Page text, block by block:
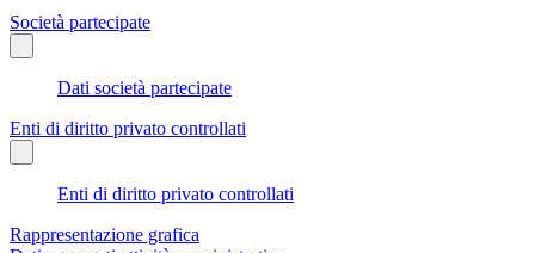
Società partecipate
Dati società partecipate
Enti di diritto privato controllati
Enti di diritto privato controllati
Rappresentazione grafica